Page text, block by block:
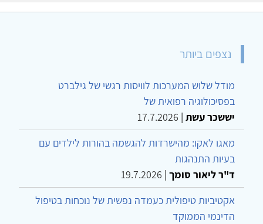
נצפים ביותר
מודל שלוש המערכות לוויסות רגשי של גילברט
בפסיכולוגיה רפואית של
יששכר עשת |
17.7.2026
מאגו לאקו: מהישרדות להגשמה בהורות לילדים עם
בעיות התנהגות
ד"ר ליאור סומך |
19.7.2026
אקטיביות טיפולית כעמדה נפשית של נוכחות בטיפול
הדינמי הממוקד